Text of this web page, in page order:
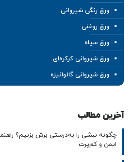
ورق رنگی شیروانی
ورق روغنی
ورق سیاه
ورق شیروانی کرکره‌ای
ورق شیروانی گالوانیزه
آخرین مطالب
چگونه نبشی را به‌درستی برش بزنیم؟
ایمن و کم‌پرت